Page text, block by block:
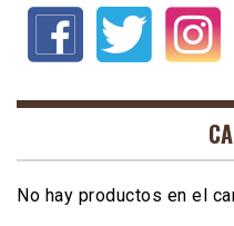
No hay productos en el